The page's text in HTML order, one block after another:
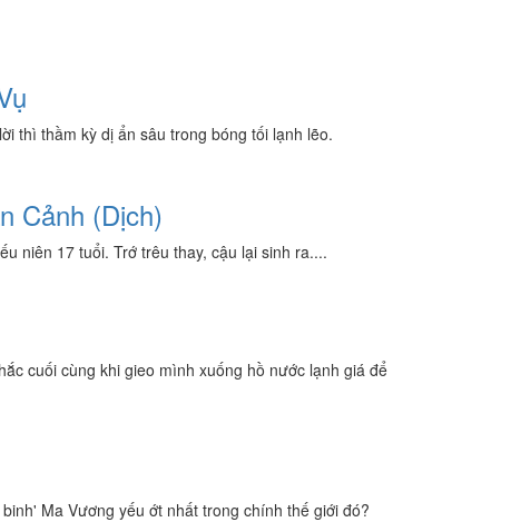
thì thầm kỳ dị ẩn sâu trong bóng tối lạnh lẽo.
Cảnh (Dịch)
niên 17 tuổi. Trớ trêu thay, cậu lại sinh ra....
cuối cùng khi gieo mình xuống hồ nước lạnh giá để
Ma Vương yếu ớt nhất trong chính thế giới đó?